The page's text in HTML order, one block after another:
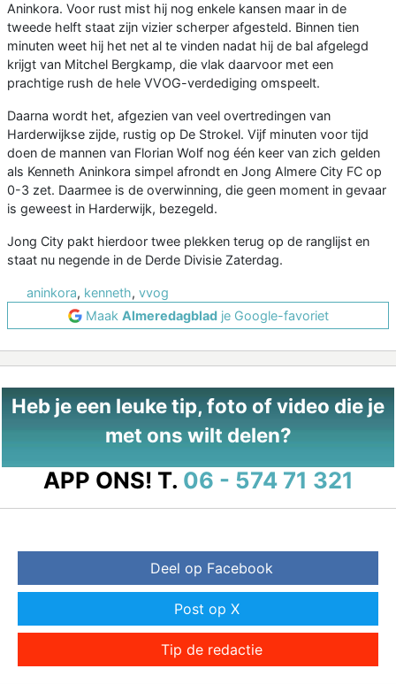
Aninkora. Voor rust mist hij nog enkele kansen maar in de
tweede helft staat zijn vizier scherper afgesteld. Binnen tien
minuten weet hij het net al te vinden nadat hij de bal afgelegd
krijgt van Mitchel Bergkamp, die vlak daarvoor met een
prachtige rush de hele VVOG-verdediging omspeelt.
Daarna wordt het, afgezien van veel overtredingen van
Harderwijkse zijde, rustig op De Strokel. Vijf minuten voor tijd
doen de mannen van Florian Wolf nog één keer van zich gelden
als Kenneth Aninkora simpel afrondt en Jong Almere City FC op
0-3 zet. Daarmee is de overwinning, die geen moment in gevaar
is geweest in Harderwijk, bezegeld.
Jong City pakt hierdoor twee plekken terug op de ranglijst en
staat nu negende in de Derde Divisie Zaterdag.
aninkora, kenneth, vvog
Maak Almeredagbladje Google-favoriet
Heb je een leuke tip, foto of video die je
met ons wilt delen?
APP ONS! T. 06 - 574 71 321
Deel op Facebook
Post op X
Tip de redactie